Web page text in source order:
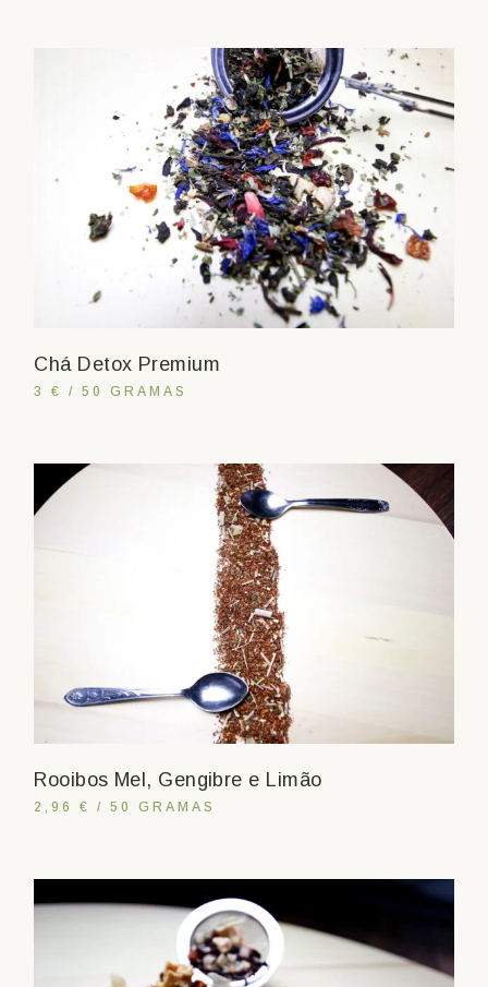
Chá Detox Premium
3 € / 50 GRAMAS
Rooibos Mel, Gengibre e Limão
2,96 € / 50 GRAMAS